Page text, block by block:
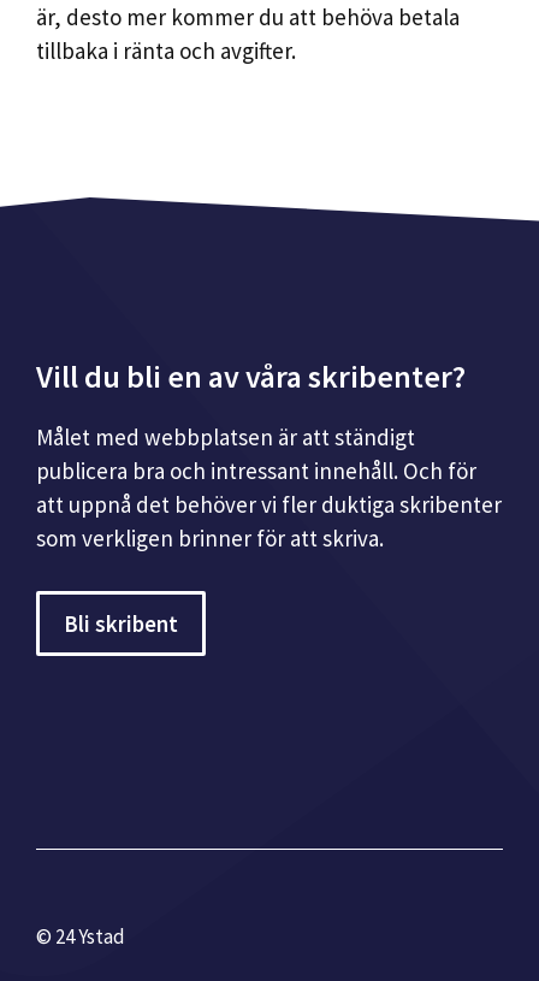
är, desto mer kommer du att behöva betala
tillbaka i ränta och avgifter.
Vill du bli en av våra skribenter?
Målet med webbplatsen är att ständigt
publicera bra och intressant innehåll. Och för
att uppnå det behöver vi fler duktiga skribenter
som verkligen brinner för att skriva.
Bli skribent
© 24 Ystad